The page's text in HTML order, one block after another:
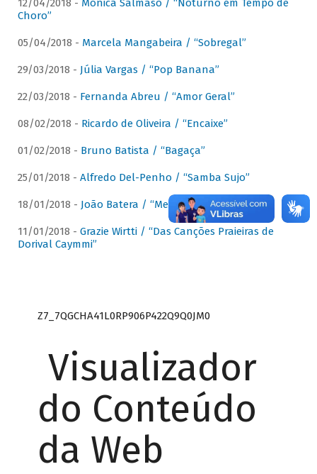
12/04/2018 - Mônica Salmaso / “Noturno em Tempo de
Choro”
05/04/2018 - Marcela Mangabeira / “Sobregal”
29/03/2018 - Júlia Vargas / “Pop Banana”
22/03/2018 - Fernanda Abreu / “Amor Geral”
08/02/2018 - Ricardo de Oliveira / “Encaixe”
01/02/2018 - Bruno Batista / “Bagaça”
25/01/2018 - Alfredo Del-Penho / “Samba Sujo”
18/01/2018 - João Batera / “Meu Pandeiro”
11/01/2018 - Grazie Wirtti / “Das Canções Praieiras de
Dorival Caymmi”
Z7_7QGCHA41L0RP906P422Q9Q0JM0
Visualizador
do Conteúdo
da Web